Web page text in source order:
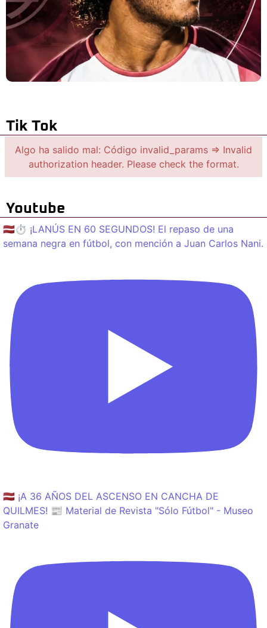
Tik Tok
Algo ha salido mal: Código invalid_params => Invalid
authorization header. Please check the format.
Youtube
🇱🇻⏱️ ¡LANÚS EN 60 SEGUNDOS! El repaso de una
semana negra en fútbol, con mención a Juan Carlos Nani.
🇱🇻 ¡A 36 AÑOS DEL ASCENSO EN CANCHA DE
QUILMES! 📰 Material de Revista "Sólo Fútbol" - Museo
Granate